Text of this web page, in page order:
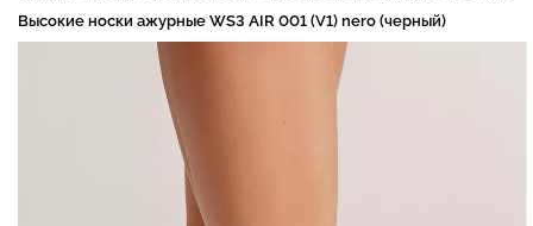
Высокие носки ажурные WS3 AIR 001 (V1) nero (черный)